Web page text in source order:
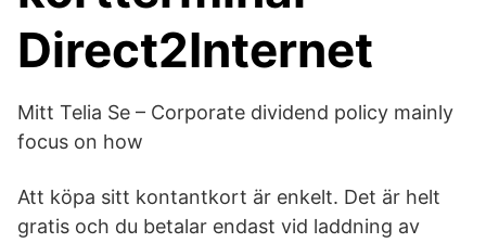
Direct2Internet
Mitt Telia Se – Corporate dividend policy mainly
focus on how
Att köpa sitt kontantkort är enkelt. Det är helt
gratis och du betalar endast vid laddning av